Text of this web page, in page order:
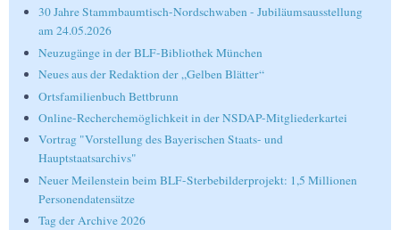
30 Jahre Stammbaumtisch-Nordschwaben - Jubiläumsausstellung
am 24.05.2026
Neuzugänge in der BLF-Bibliothek München
Neues aus der Redaktion der „Gelben Blätter“
Ortsfamilienbuch Bettbrunn
Online-Recherchemöglichkeit in der NSDAP-Mitgliederkartei
Vortrag "Vorstellung des Bayerischen Staats- und
Hauptstaatsarchivs"
Neuer Meilenstein beim BLF-Sterbebilderprojekt: 1,5 Millionen
Personendatensätze
Tag der Archive 2026